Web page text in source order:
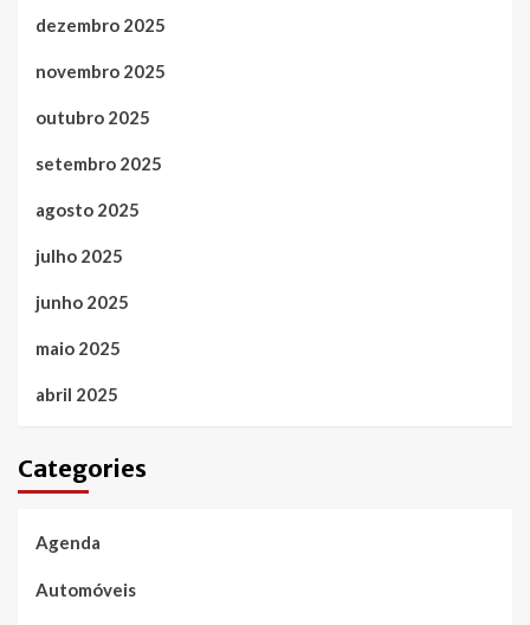
dezembro 2025
novembro 2025
outubro 2025
setembro 2025
agosto 2025
julho 2025
junho 2025
maio 2025
abril 2025
Categories
Agenda
Automóveis